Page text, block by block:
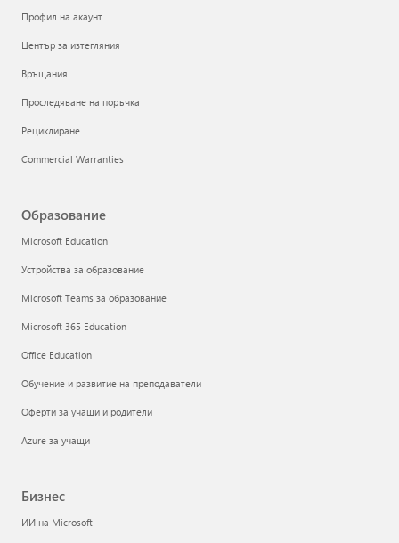
Профил на акаунт
Център за изтегляния
Връщания
Проследяване на поръчка
Рециклиране
Commercial Warranties
Образование
Microsoft Education
Устройства за образование
Microsoft Teams за образование
Microsoft 365 Education
Office Education
Обучение и развитие на преподаватели
Оферти за учащи и родители
Azure за учащи
Бизнес
ИИ на Microsoft